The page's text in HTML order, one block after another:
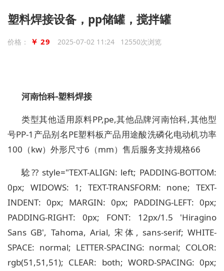
塑料焊接设备，pp储罐，搅拌罐
价格： ￥ 29 2025-07-02 11:24 12550次浏览
河南怡科-塑料焊接
类型其他适用原料PP,pe,其他品牌河南怡科,其他型
号PP-1产品别名PE塑料板产品用途酸洗磷化电动机功率
100（kw）外形尺寸6（mm）售后服务支持规格66
騐?? style="TEXT-ALIGN: left; PADDING-BOTTOM:
0px; WIDOWS: 1; TEXT-TRANSFORM: none; TEXT-
INDENT: 0px; MARGIN: 0px; PADDING-LEFT: 0px;
PADDING-RIGHT: 0px; FONT: 12px/1.5 'Hiragino
Sans GB', Tahoma, Arial, 宋体, sans-serif; WHITE-
SPACE: normal; LETTER-SPACING: normal; COLOR:
rgb(51,51,51); CLEAR: both; WORD-SPACING: 0px;